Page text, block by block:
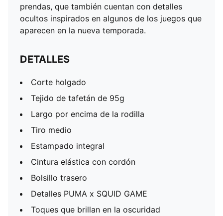
prendas, que también cuentan con detalles
ocultos inspirados en algunos de los juegos que
aparecen en la nueva temporada.
DETALLES
Corte holgado
Tejido de tafetán de 95g
Largo por encima de la rodilla
Tiro medio
Estampado integral
Cintura elástica con cordón
Bolsillo trasero
Detalles PUMA x SQUID GAME
Toques que brillan en la oscuridad